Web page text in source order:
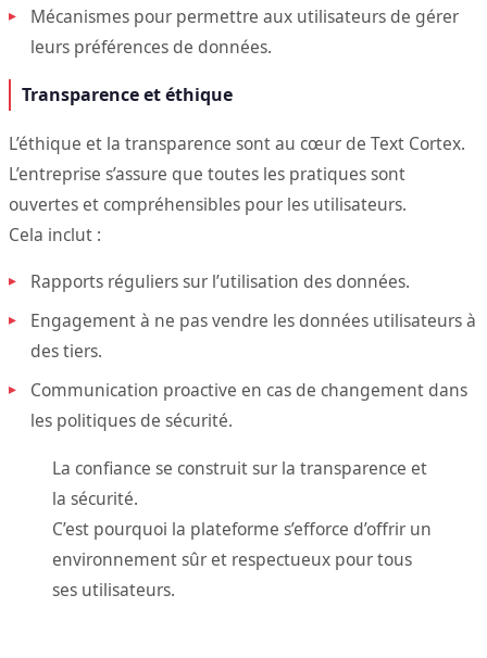
Mécanismes pour permettre aux utilisateurs de gérer
leurs préférences de données.
Transparence et éthique
L’éthique et la transparence sont au cœur de Text Cortex.
L’entreprise s’assure que toutes les pratiques sont
ouvertes et compréhensibles pour les utilisateurs.
Cela inclut :
Rapports réguliers sur l’utilisation des données.
Engagement à ne pas vendre les données utilisateurs à
des tiers.
Communication proactive en cas de changement dans
les politiques de sécurité.
La confiance se construit sur la transparence et
la sécurité.
C’est pourquoi la plateforme s’efforce d’offrir un
environnement sûr et respectueux pour tous
ses utilisateurs.